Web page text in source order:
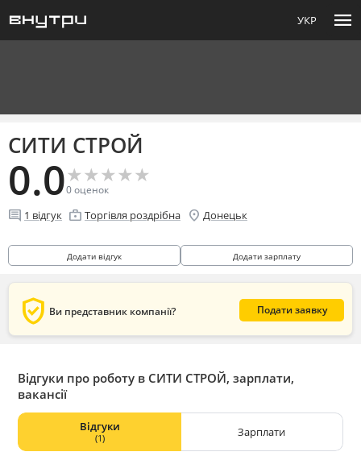
УКР menu
СИТИ СТРОЙ
0.0★
★★
★★
★★
★★
★
0оценок
comment 1 відгук enterprise Торгівля роздрібна location_on Донецьк
Додати відгук Додати зарплату
verified_user Ви представник компанії? Подати заявку
Відгуки про роботу в СИТИ СТРОЙ, зарплати,
вакансії
Відгуки
(1) Зарплати